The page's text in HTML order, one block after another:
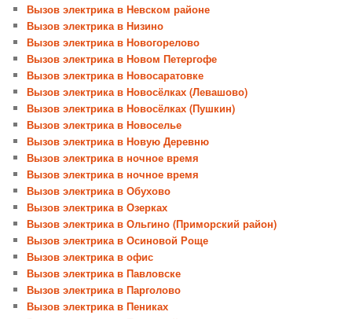
Вызов электрика в Невском районе
Вызов электрика в Низино
Вызов электрика в Новогорелово
Вызов электрика в Новом Петергофе
Вызов электрика в Новосаратовке
Вызов электрика в Новосёлках (Левашово)
Вызов электрика в Новосёлках (Пушкин)
Вызов электрика в Новоселье
Вызов электрика в Новую Деревню
Вызов электрика в ночное время
Вызов электрика в ночное время
Вызов электрика в Обухово
Вызов электрика в Озерках
Вызов электрика в Ольгино (Приморский район)
Вызов электрика в Осиновой Роще
Вызов электрика в офис
Вызов электрика в Павловске
Вызов электрика в Парголово
Вызов электрика в Пениках